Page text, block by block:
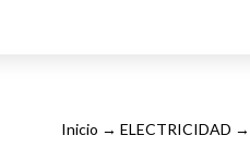
Inicio → ELECTRICIDAD →